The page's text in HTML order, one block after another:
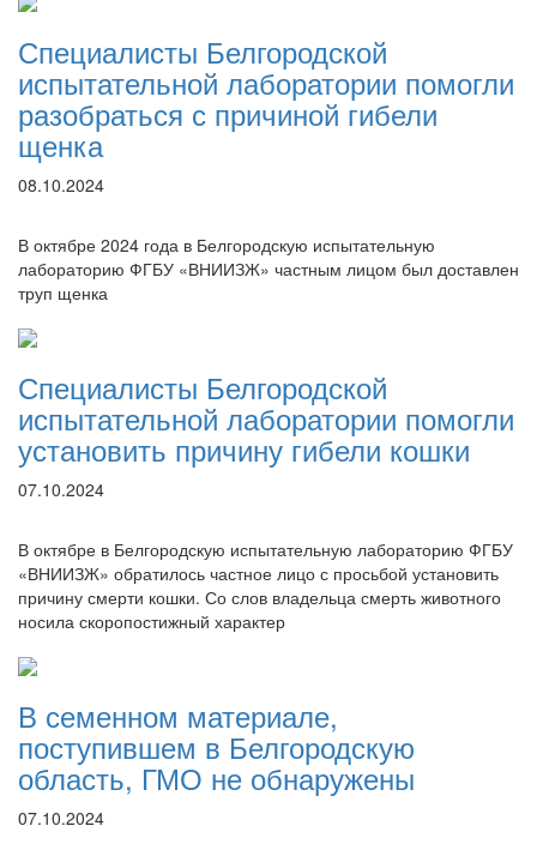
Специалисты Белгородской
испытательной лаборатории помогли
разобраться с причиной гибели
щенка
08.10.2024
В октябре 2024 года в Белгородскую испытательную
лабораторию ФГБУ «ВНИИЗЖ» частным лицом был доставлен
труп щенка
Специалисты Белгородской
испытательной лаборатории помогли
установить причину гибели кошки
07.10.2024
В октябре в Белгородскую испытательную лабораторию ФГБУ
«ВНИИЗЖ» обратилось частное лицо с просьбой установить
причину смерти кошки. Со слов владельца смерть животного
носила скоропостижный характер
В семенном материале,
поступившем в Белгородскую
область, ГМО не обнаружены
07.10.2024